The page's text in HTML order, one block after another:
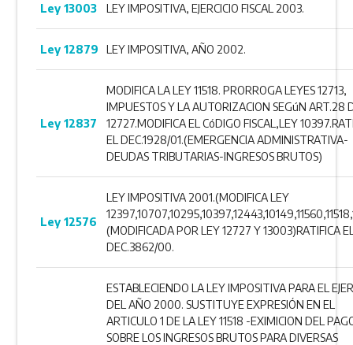
Ley 13003 LEY IMPOSITIVA, EJERCICIO FISCAL 2003.
Ley 12879 LEY IMPOSITIVA, AÑO 2002.
Ley 12837
MODIFICA LA LEY 11518. PRORROGA LEYES 12713,
IMPUESTOS Y LA AUTORIZACION SEGúN ART.28
12727.MODIFICA EL CóDIGO FISCAL,LEY
EL DEC.1928/01.(EMERGENCIA ADMINISTRATIVA-
DEUDAS TRIBUTARIAS-INGRESOS BRUTOS)
Ley 12576
LEY IMPOSITIVA 2001.(MODIFICA LEY
(MODIFICADA POR LEY 12727 Y 13003)RATIFICA
DEC.3862/00.
ESTABLECIENDO LA LEY IMPOSITIVA PARA EL
DEL AÑO 2000. SUSTITUYE EXPRESIÓN EN EL
ARTICULO 1 DE LA LEY 11518 -EXIMICION DEL
SOBRE LOS INGRESOS BRUTOS PARA DIVERSAS